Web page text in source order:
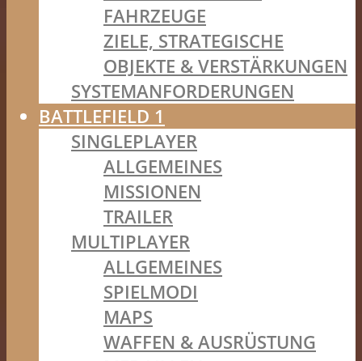
FAHRZEUGE
ZIELE, STRATEGISCHE
OBJEKTE & VERSTÄRKUNGEN
SYSTEMANFORDERUNGEN
BATTLEFIELD 1
SINGLEPLAYER
ALLGEMEINES
MISSIONEN
TRAILER
MULTIPLAYER
ALLGEMEINES
SPIELMODI
MAPS
WAFFEN & AUSRÜSTUNG